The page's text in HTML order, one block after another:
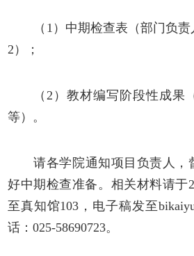
（ 1 ）中期检查表（部门负
2 ）；
（ 2 ）教材编写阶段性成果
等）。
请各学院通知项目负责人，
好中期检查准备。相关材料请于
至真知馆103 ，电子稿发至
话： 025-58690723。